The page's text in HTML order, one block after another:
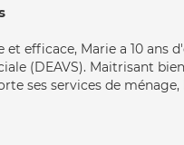
et efficace, Marie a 10 ans
(DEAVS). Maitrisant
ses services de